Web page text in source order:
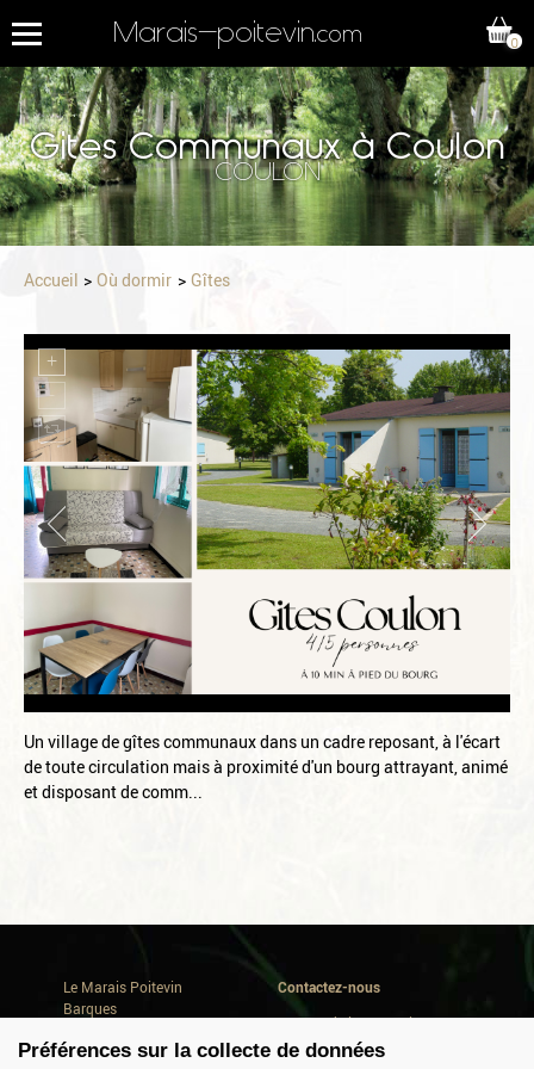
Marais-poitevin.com
Gites Communaux à Coulon
COULON
0
Accueil Où dormir Gîtes
Un village de gîtes communaux dans un cadre reposant, à l'écart
de toute circulation mais à proximité d'un bourg attrayant, animé
et disposant de comm...
Le Marais Poitevin
Barques
Où manger
Contactez-nous
Avenue de la Repentie
79460 Magné
Préférences sur la collecte de données